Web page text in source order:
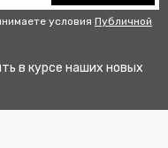
условия Публичной
в курсе наших новых